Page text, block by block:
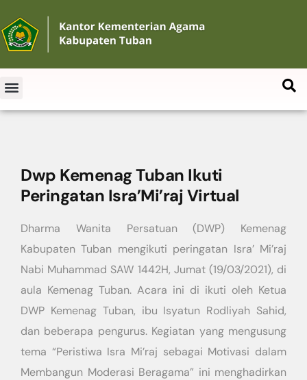
Dwp Kemenag Tuban Ikuti
Peringatan Isra’Mi’raj Virtual
Dharma Wanita Persatuan (DWP) Kemenag
Kabupaten Tuban mengikuti peringatan Isra’ Mi’raj
Nabi Muhammad SAW 1442H, Jumat (19/03/2021), di
aula Kemenag Tuban. Acara ini di ikuti oleh Ketua
DWP Kemenag Tuban, ibu Isyatun Rodliyah Sahid,
dan beberapa pengurus. Kegiatan yang mengusung
tema “Peristiwa Isra Mi’raj sebagai Motivasi dalam
Membangun Moderasi Beragama” ini menghadirkan